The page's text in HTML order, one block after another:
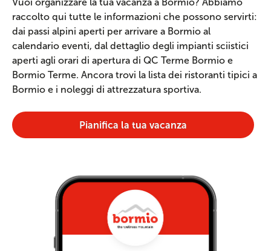
Vuoi organizzare la tua vacanza a Bormio? Abbiamo
raccolto qui tutte le informazioni che possono servirti:
dai passi alpini aperti per arrivare a Bormio al
calendario eventi, dal dettaglio degli impianti sciistici
aperti agli orari di apertura di QC Terme Bormio e
Bormio Terme. Ancora trovi la lista dei ristoranti tipici a
Bormio e i noleggi di attrezzatura sportiva.
Pianifica la tua vacanza